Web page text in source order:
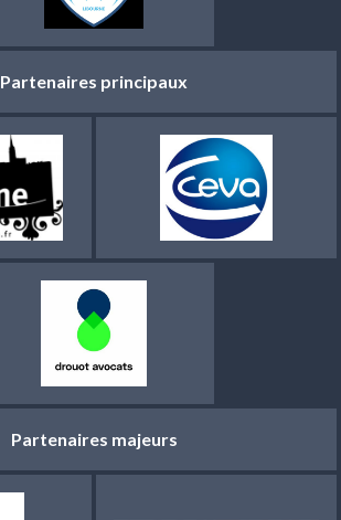
Partenaires principaux
Partenaires majeurs